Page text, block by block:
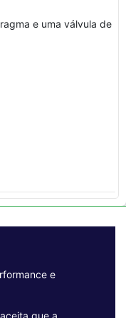
e uma válvula de
e
que a